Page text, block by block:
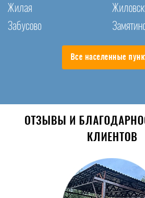
Жилая
Забусово
Все населенные
ОТЗЫВЫ И
КЛИЕНТОВ